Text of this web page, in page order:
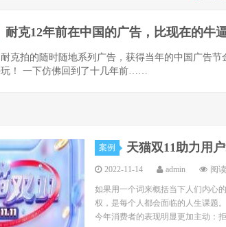
耐克12年前在中国的广告，比现在的牛逼
克拍的随时随地系列广告，获得当年的中国广告
玩！ 一下仿佛回到了十几年前……
案例 天猫双11助力用
2022-11-14 admin 阅
如果用一个词来概括当下人们内心
权，是每个人都会面临的人生课题
今年消费者的表现明显更加主动：